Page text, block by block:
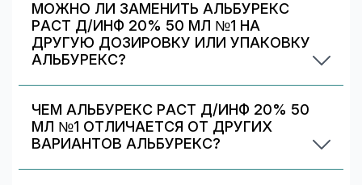
МОЖНО ЛИ ЗАМЕНИТЬ АЛЬБУРЕКС
РАСТ Д/ИНФ 20% 50 МЛ №1 НА
ДРУГУЮ ДОЗИРОВКУ ИЛИ УПАКОВКУ
АЛЬБУРЕКС?
альтернативных дозировок/упаковок —
сравните наличие и цену. Подбор дозировки
ЧЕМ АЛЬБУРЕКС РАСТ Д/ИНФ 20% 50
МЛ №1 ОТЛИЧАЕТСЯ ОТ ДРУГИХ
ВАРИАНТОВ АЛЬБУРЕКС?